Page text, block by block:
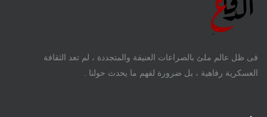
فى ظل عالم ملئ بالصراعات العنيفة والمتجددة ، لم تعد الثقافة
العسكرية رفاهية ، بل ضرورة لفهم ما يحدث حولنا .